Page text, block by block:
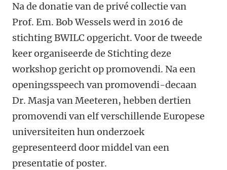
Na de donatie van de privé collectie van
Prof. Em. Bob Wessels werd in 2016 de
stichting BWILC opgericht. Voor de tweede
keer organiseerde de Stichting deze
workshop gericht op promovendi. Na een
openingsspeech van promovendi-decaan
Dr. Masja van Meeteren, hebben dertien
promovendi van elf verschillende Europese
universiteiten hun onderzoek
gepresenteerd door middel van een
presentatie of poster.